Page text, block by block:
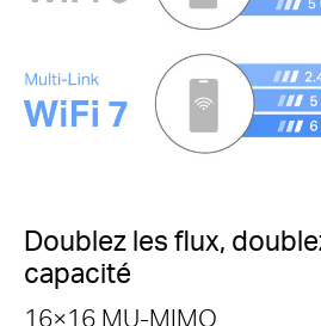
Doublez les flux,
capacité
16×16 MU-MIMO